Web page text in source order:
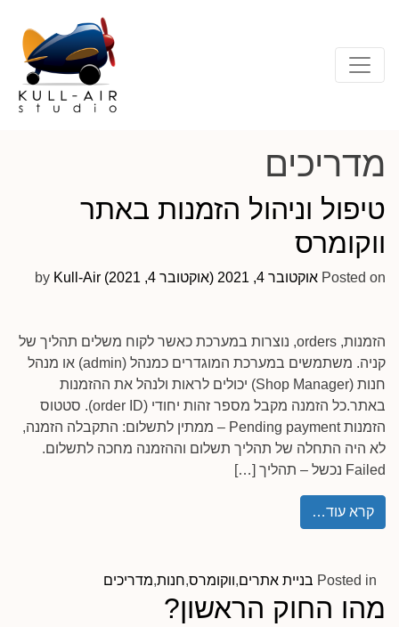
מדריכים
טיפול וניהול הזמנות באתר
ווקומרס
Posted on אוקטובר 4, 2021 (אוקטובר 4, 2021) by Kull-Air
הזמנות, orders, נוצרות במערכת כאשר לקוח משלים תהליך של
קניה. משתמשים במערכת המוגדרים כמנהל (admin) או מנהל
חנות (Shop Manager) יכולים לראות ולנהל את ההזמנות
באתר.כל הזמנה מקבל מספר זהות יחודי (order ID). סטטוס
הזמנות Pending payment – ממתין לתשלום: התקבלה הזמנה,
לא היה התחלה של תהליך תשלום וההזמנה מחכה לתשלום.
Failed נכשל – תהליך […]
קרא עוד…
Posted in בניית אתרים,ווקומרס,חנות,מדריכים
מהו החוק הראשון?